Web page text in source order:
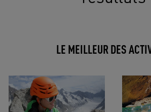
LE MEILLEUR DES